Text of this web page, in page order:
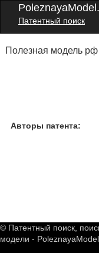
Патентный поиск
Полезная модель
Авторы патента:
© Патентный поиск,
модели -